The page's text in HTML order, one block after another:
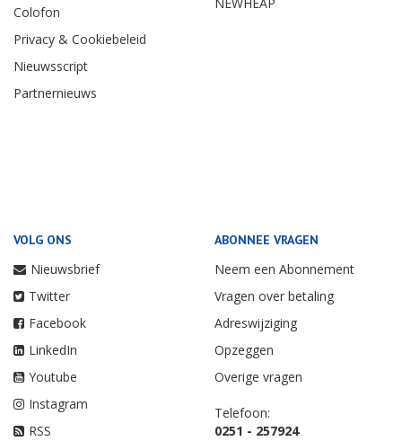
Colofon
Privacy & Cookiebeleid
Nieuwsscript
Partnernieuws
VOLG ONS
Nieuwsbrief
Twitter
Facebook
LinkedIn
Youtube
Instagram
RSS
ABONNEE VRAGEN
Neem een Abonnement
Vragen over betaling
Adreswijziging
Opzeggen
Overige vragen
Telefoon:
0251 - 257924